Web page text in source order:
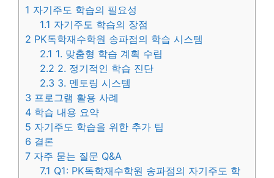
1 자기주도 학습의 필요성
1.1 자기주도 학습의 장점
2 PK독학재수학원 송파점의 학습 시스템
2.1 1. 맞춤형 학습 계획 수립
2.2 2. 정기적인 학습 진단
2.3 3. 멘토링 시스템
3 프로그램 활용 사례
4 학습 내용 요약
5 자기주도 학습을 위한 추가 팁
6 결론
7 자주 묻는 질문 Q&A
7.1 Q1: PK독학재수학원 송파점의 자기주도 학